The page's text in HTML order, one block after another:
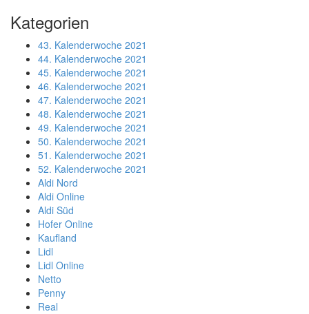
Kategorien
43. Kalenderwoche 2021
44. Kalenderwoche 2021
45. Kalenderwoche 2021
46. Kalenderwoche 2021
47. Kalenderwoche 2021
48. Kalenderwoche 2021
49. Kalenderwoche 2021
50. Kalenderwoche 2021
51. Kalenderwoche 2021
52. Kalenderwoche 2021
Aldi Nord
Aldi Online
Aldi Süd
Hofer Online
Kaufland
Lidl
Lidl Online
Netto
Penny
Real